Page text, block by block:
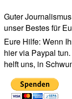
Guter
unser Bestes für
Eure Hilfe: Wenn
hier via Paypal
helft uns, in